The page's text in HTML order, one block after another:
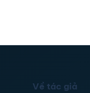
Về tác giả